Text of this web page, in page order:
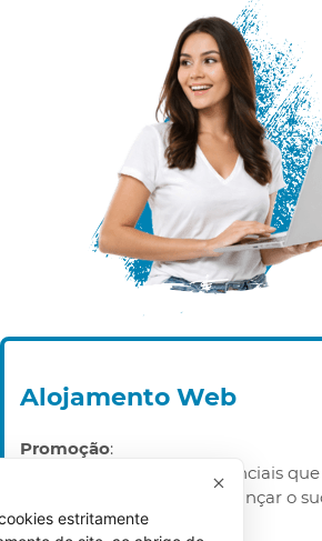
Alojamento Web
Promoção:
Todas as ferramentas essenciais
website precisam para alcançar o
estritamente